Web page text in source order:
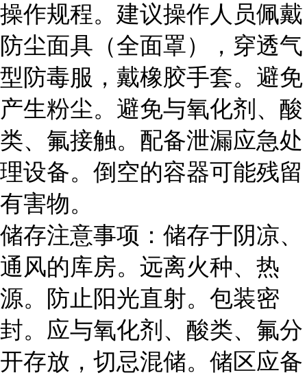
操作规程。建议操作人员佩戴
防尘面具（全面罩），穿透气
型防毒服，戴橡胶手套。避免
产生粉尘。避免与氧化剂、酸
类、氟接触。配备泄漏应急处
理设备。倒空的容器可能残留
有害物。
储存注意事项：储存于阴凉、
通风的库房。远离火种、热
源。防止阳光直射。包装密
封。应与氧化剂、酸类、氟分
开存放，切忌混储。储区应备